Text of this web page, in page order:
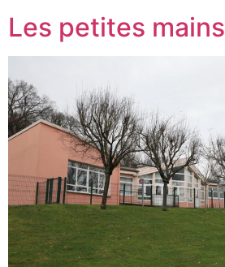
Les petites mains